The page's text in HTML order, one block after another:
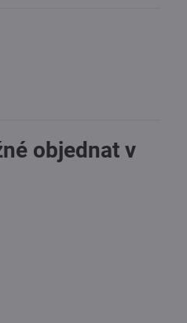
objednat v